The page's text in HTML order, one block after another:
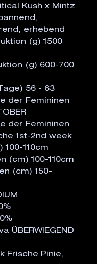
Kush x Mintz
erhebend
(g) 1500
(g) 600-700
56 - 63
der Femininen
der Femininen
1st-2nd week
100-110cm
(cm) 100-110cm
(cm) 150-
ÜBERWIEGEND
Frische Pinie,